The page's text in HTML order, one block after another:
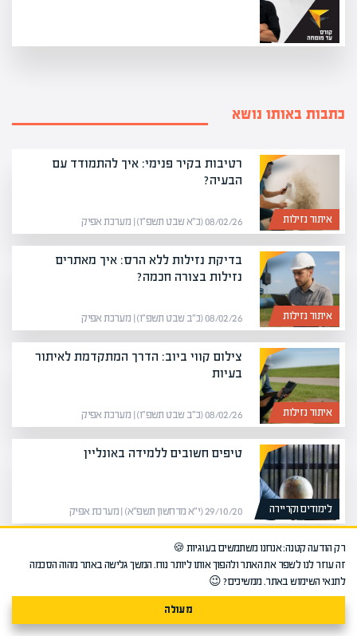
כתבות באותו נושא
איתור נזילות
רטיבות בקיר פנימי: איך להתמודד עם
הבעיה?
08/02/26 (כ״א שבט תשפ״ו) | מערכת אפיק
איתור נזילות
בדיקת נזילות ללא הרס: איך מאתרים
נזילות בצורה חכמה?
08/02/26 (כ״ב שבט תשפ״ו) | מערכת אפיק
איתור נזילות
צילום קווי ביוב: הדרך המתקדמת לאיתור
בעיות
08/02/26 (כ״ב שבט תשפ״ו) | מערכת אפיק
לימודים וקריירה
טיפים חשובים ללמידה באונליין
29/10/20 (י״א מרחשון תשפ״א) | מערכת אפיק
נזילה מהגג בחורף: איך מתמודדים עם
הנזקים?
רק הודעה קטנה: אנחנו משתמשים בעוגיות 🍪
זה עוזר לנו לשפר את האתר ולהפוך אותו ליותר נוח. המשך גלישה באתר מהוה הסכמה
לתנאי השימוש באתר. ממשיכים? 😉
מעולה